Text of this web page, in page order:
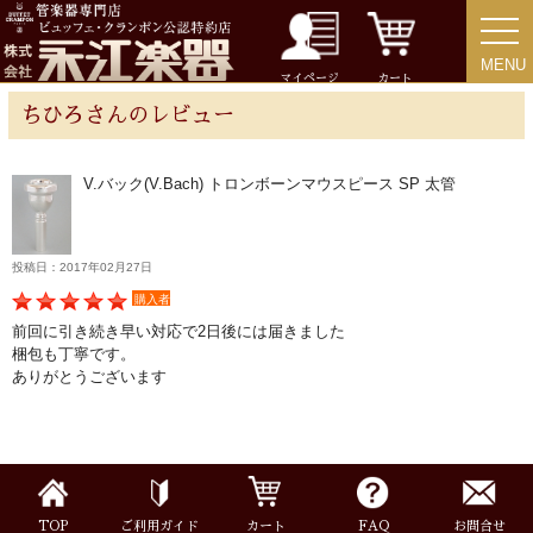
マイページ カート
MENU
MENU
ちひろさんのレビュー
V.バック(V.Bach) トロンボーンマウスピース SP 太管
投稿日：2017年02月27日
購入者
前回に引き続き早い対応で2日後には届きました
梱包も丁寧です。
ありがとうございます
TOP ご利用ガイド カート FAQ お問合せ
チューバ
リード＆リードケース
マウスピース＆ポーチ
ストラップ